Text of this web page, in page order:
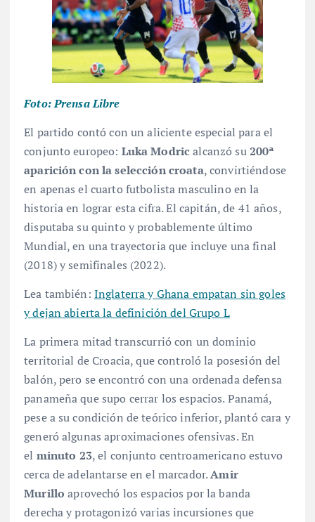
Foto: Prensa Libre
El partido contó con un aliciente especial para el
conjunto europeo: Luka Modric alcanzó su200ª
aparición con la selección croata, convirtiéndose
en apenas el cuarto futbolista masculino en la
historia en lograr esta cifra. El capitán, de 41 años,
disputaba su quinto y probablemente último
Mundial, en una trayectoria que incluye una final
(2018) y semifinales (2022).
Lea también: Inglaterra y Ghana empatan sin goles
y dejan abierta la definición del Grupo L
La primera mitad transcurrió con un dominio
territorial de Croacia, que controló la posesión del
balón, pero se encontró con una ordenada defensa
panameña que supo cerrar los espacios. Panamá,
pese a su condición de teórico inferior, plantó cara y
generó algunas aproximaciones ofensivas. En
el minuto 23, el conjunto centroamericano estuvo
cerca de adelantarse en el marcador.Amir
Murillo aprovechó los espacios por la banda
derecha y protagonizó varias incursiones que